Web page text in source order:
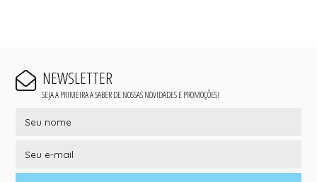
NEWSLETTER
SEJA A PRIMEIRA A SABER DE NOSSAS NOVIDADES E PROMOÇÕES!